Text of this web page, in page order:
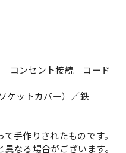
コンセント接続 コード
ケットカバー）／鉄
手作りされたものです。
る場合がございます。